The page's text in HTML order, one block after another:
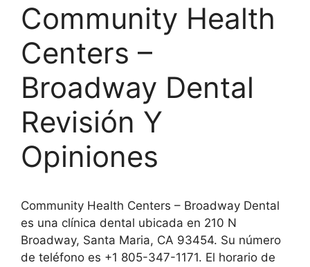
Community Health
Centers –
Broadway Dental
Revisión Y
Opiniones
Community Health Centers – Broadway Dental
es una clínica dental ubicada en 210 N
Broadway, Santa Maria, CA 93454. Su número
de teléfono es +1 805-347-1171. El horario de